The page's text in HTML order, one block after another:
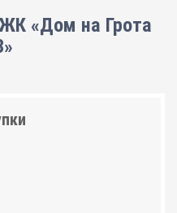
«Дом на Грота